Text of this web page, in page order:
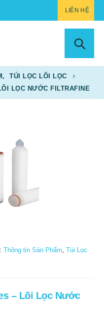
LIÊN HỆ
,
TÚI LỌC LÕI LỌC
LỌC NƯỚC FILTRAFINE
Thông tin Sản Phẩm Túi Lọc
– Lõi Lọc Nước